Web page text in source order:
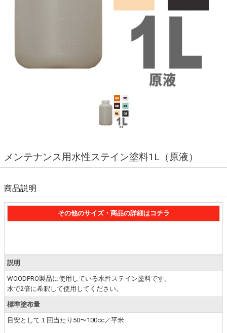
メンテナンス用水性ステイン塗料1L（原液）
商品説明
その他のサイズ・商品の詳細はコチラ
説明
WOODPRO製品に使用している水性ステイン塗料です。
水で2倍に希釈して使用してください。
標準塗布量
目安として１回当たり50〜100cc／平米